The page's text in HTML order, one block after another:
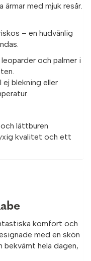
med mjuk resår.
– en hudvänlig
och palmer i
blekning eller
lättburen
kvalitet och ett
komfort och
med en skön
hela dagen,